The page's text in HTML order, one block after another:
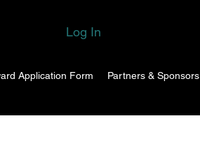
Log In
Application Form Partners & Sponsors